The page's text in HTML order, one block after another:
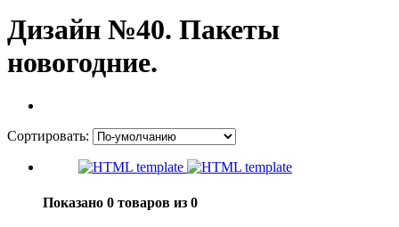
Дизайн №40. Пакеты
новогодние.
Сортировать:
Показано 0 товаров из 0